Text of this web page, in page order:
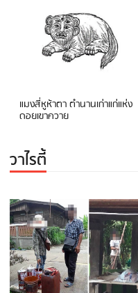
แมงสี่หูห้าตา ตำนานเก่าแก่แห่ง
ดอยเขาควาย
วาไรตี้